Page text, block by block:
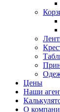
Цены
Наши
О